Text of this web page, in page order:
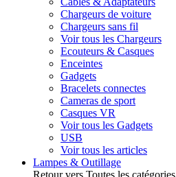
Chargeurs de voiture
Chargeurs sans fil
Voir tous les Chargeurs
Ecouteurs & Casques
Enceintes
Gadgets
Bracelets connectes
Cameras de sport
Casques VR
Voir tous les Gadgets
USB
Voir tous les articles
Lampes & Outillage
Retour vers Toutes les catégories